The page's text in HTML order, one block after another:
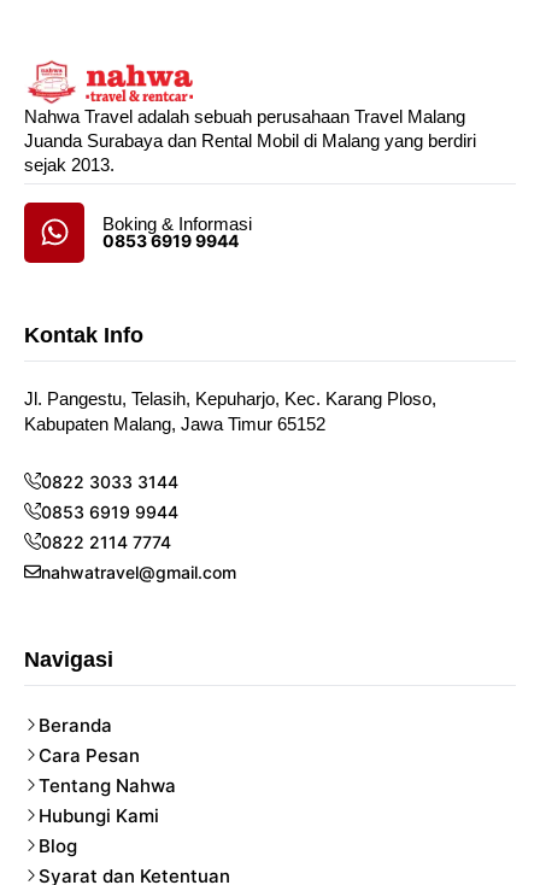
Nahwa Travel adalah sebuah perusahaan Travel Malang
Juanda Surabaya dan Rental Mobil di Malang yang berdiri
sejak 2013.
Boking & Informasi
0853 6919 9944
Kontak Info
Jl. Pangestu, Telasih, Kepuharjo, Kec. Karang Ploso,
Kabupaten Malang, Jawa Timur 65152
0822 3033 3144
0853 6919 9944
0822 2114 7774
nahwatravel@gmail.com
Navigasi
Beranda
Cara Pesan
Tentang Nahwa
Hubungi Kami
Blog
Syarat dan Ketentuan